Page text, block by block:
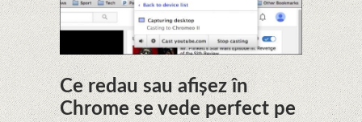
Ce redau sau afișez în
Chrome se vede perfect pe